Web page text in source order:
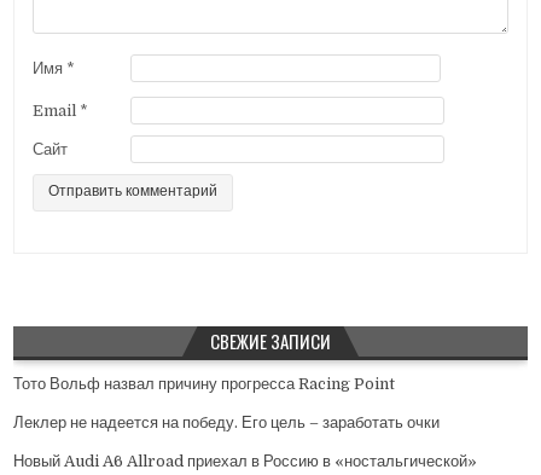
и
я
м
Имя *
Email *
Сайт
СВЕЖИЕ ЗАПИСИ
Тото Вольф назвал причину прогресса Racing Point
Леклер не надеется на победу. Его цель – заработать очки
Новый Audi A6 Allroad приехал в Россию в «ностальгической»